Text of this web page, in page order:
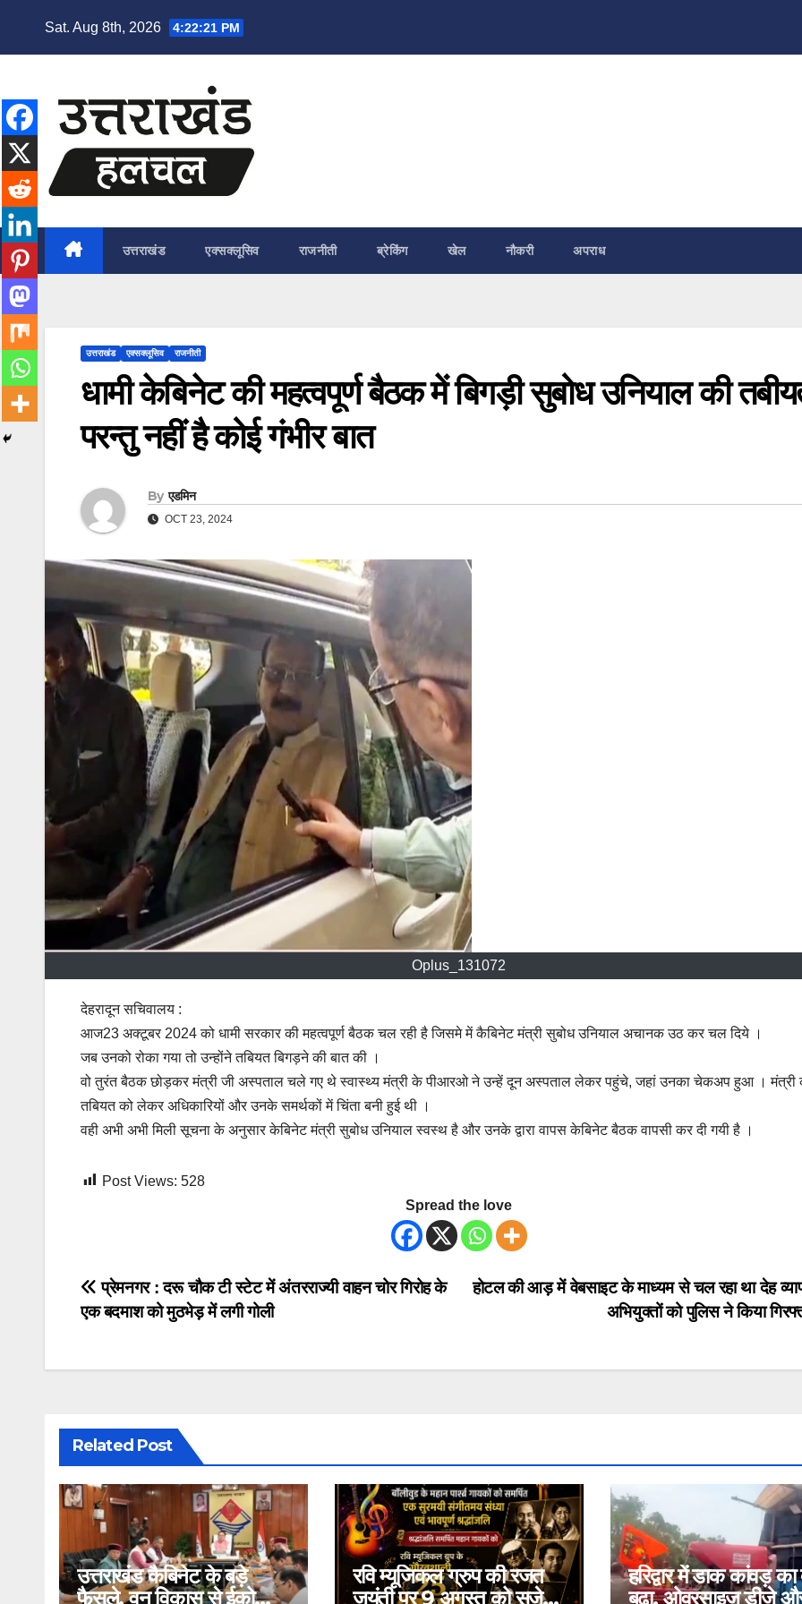
Sat. Aug 8th, 2026 4:22:22 PM
उत्तराखंड एक्सक्लूसिव राजनीती ब्रेकिंग खेल नौकरी अपराध
उत्तराखंड एक्सक्लूसिव राजनीती
धामी केबिनेट की महत्वपूर्ण बैठक में बिगड़ी सुबोध उनियाल की
परन्तु नहीं है कोई गंभीर बात
By एडमिन
OCT 23, 2024
Oplus_131072
देहरादून सचिवालय :
आज23 अक्टूबर 2024 को धामी सरकार की महत्वपूर्ण बैठक चल रही है जिसमे में कैबिनेट मंत्री सुबोध उनियाल अचानक उठ कर चल दिये ।
जब उनको रोका गया तो उन्होंने तबियत बिगड़ने की बात की ।
वो तुरंत बैठक छोड़कर मंत्री जी अस्पताल चले गए थे स्वास्थ्य मंत्री के पीआरओ ने उन्हें दून अस्पताल लेकर पहुंचे, जहां उनका चेकअप हुआ । मंत्री
तबियत को लेकर अधिकारियों और उनके समर्थकों में चिंता बनी हुई थी ।
वही अभी अभी मिली सूचना के अनुसार केबिनेट मंत्री सुबोध उनियाल स्वस्थ है और उनके द्वारा वापस केबिनेट बैठक वापसी कर दी गयी है ।
Post Views: 528
Spread the love
Post
navigation
होटल की आड़ में वेबसाइट के माध्यम से चल रहा था देह
अभियुक्तों को पुलिस ने किया
प्रेमनगर : दरू चौक टी स्टेट में अंतरराज्यी वाहन चोर गिरोह के
एक बदमाश को मुठभेड़ में लगी गोली
Related Post
उत्तराखंड कैबिनेट के बड़े
फैसले, वन विकास से ईको
रवि म्यूजिकल ग्रुप की रजत
जयंती पर 9 अगस्त को सजेगी
हरिद्वार में डाक कांवड़ का
बढ़ा, ओवरसाइज डीजे